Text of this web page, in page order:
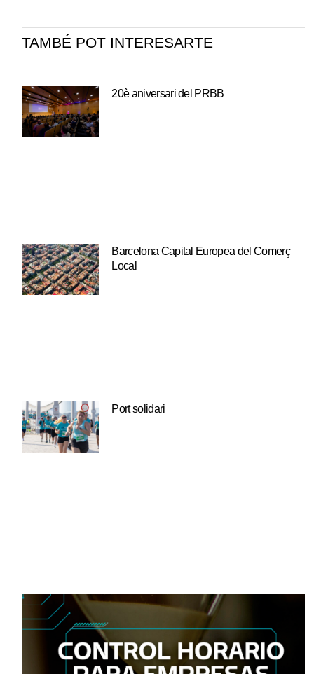
TAMBÉ POT INTERESARTE
20è aniversari del PRBB
Barcelona Capital Europea del Comerç
Local
Port solidari